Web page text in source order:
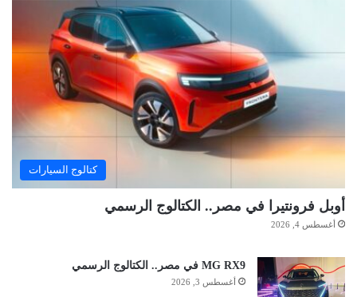
كتالوج السيارات
أوبل فرونتيرا في مصر.. الكتالوج الرسمي
أغسطس 4, 2026
MG RX9 في مصر.. الكتالوج الرسمي
أغسطس 3, 2026